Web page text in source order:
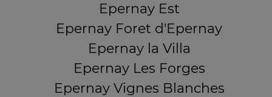
Epernay Est
Epernay Foret d'Epernay
Epernay la Villa
Epernay Les Forges
Epernay Vignes Blanches